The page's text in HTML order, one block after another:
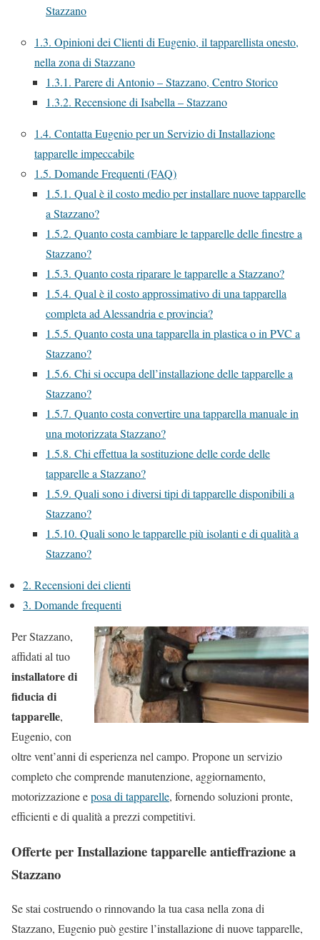
Stazzano
1.3. Opinioni dei Clienti di Eugenio, il tapparellista onesto,
nella zona di Stazzano
1.3.1. Parere di Antonio – Stazzano, Centro Storico
1.3.2. Recensione di Isabella – Stazzano
1.4. Contatta Eugenio per un Servizio di Installazione
tapparelle impeccabile
1.5. Domande Frequenti (FAQ)
1.5.1. Qual è il costo medio per installare nuove tapparelle
a Stazzano?
1.5.2. Quanto costa cambiare le tapparelle delle finestre a
Stazzano?
1.5.3. Quanto costa riparare le tapparelle a Stazzano?
1.5.4. Qual è il costo approssimativo di una tapparella
completa ad Alessandria e provincia?
1.5.5. Quanto costa una tapparella in plastica o in PVC a
Stazzano?
1.5.6. Chi si occupa dell’installazione delle tapparelle a
Stazzano?
1.5.7. Quanto costa convertire una tapparella manuale in
una motorizzata Stazzano?
1.5.8. Chi effettua la sostituzione delle corde delle
tapparelle a Stazzano?
1.5.9. Quali sono i diversi tipi di tapparelle disponibili a
Stazzano?
1.5.10. Quali sono le tapparelle più isolanti e di qualità a
Stazzano?
2. Recensioni dei clienti
3. Domande frequenti
Per Stazzano,
affidati al tuo
installatore di
fiducia di
tapparelle,
Eugenio, con
oltre vent’anni di esperienza nel campo. Propone un servizio
completo che comprende manutenzione, aggiornamento,
motorizzazione eposa di tapparelle, fornendo soluzioni pronte,
efficienti e di qualità a prezzi competitivi.
Offerte per Installazione tapparelle antieffrazione a
Stazzano
Se stai costruendo o rinnovando la tua casa nella zona di
Stazzano, Eugenio può gestire l’installazione di nuove tapparelle,